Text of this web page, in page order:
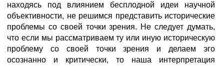
находясь под влиянием бесплодной идеи научной
объективности, не решимся представить исторические
проблемы со своей точки зрения. Не следует думать,
что если мы рассматриваем ту или иную историческую
проблему со своей точки зрения и делаем эго
осознанно и критически, то наша интерпретация